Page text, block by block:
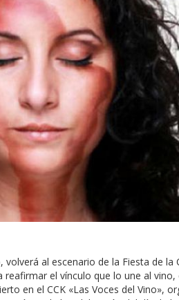
al escenario de la Fiesta de la
el vínculo que lo une al
en el CCK «Las Voces del Vino»,